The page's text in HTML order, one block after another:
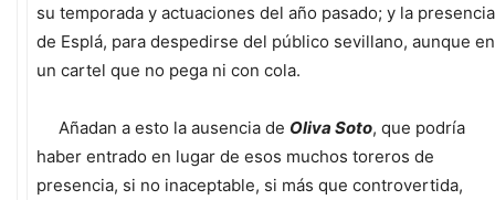
su temporada y actuaciones del año pasado; y la presencia
de Esplá, para despedirse del público sevillano, aunque en
un cartel que no pega ni con cola.
Añadan a esto la ausencia de Oliva Soto, que podría
haber entrado en lugar de esos muchos toreros de
presencia, si no inaceptable, si más que controvertida,